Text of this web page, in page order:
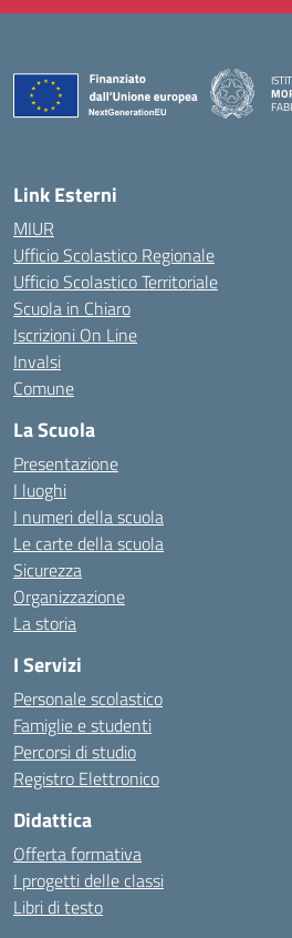
Link Esterni
MIUR
Ufficio Scolastico Regionale
Ufficio Scolastico Territoriale
Scuola in Chiaro
Iscrizioni On Line
Invalsi
Comune
La Scuola
Presentazione
I luoghi
I numeri della scuola
Le carte della scuola
Sicurezza
Organizzazione
La storia
I Servizi
Personale scolastico
Famiglie e studenti
Percorsi di studio
Registro Elettronico
Didattica
Offerta formativa
I progetti delle classi
Libri di testo